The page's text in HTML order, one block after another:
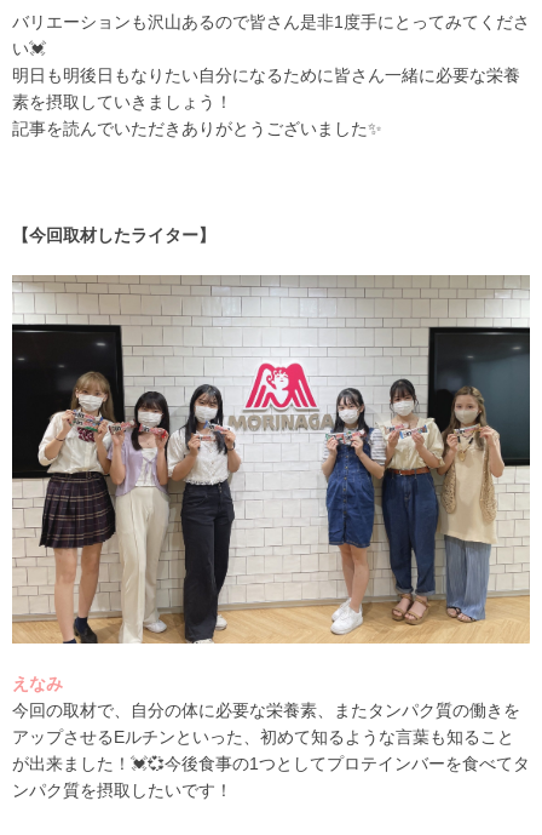
バリエーションも沢山あるので皆さん是非1度手にとってみてくださ
い💓
明日も明後日もなりたい自分になるために皆さん一緒に必要な栄養
素を摂取していきましょう！
記事を読んでいただきありがとうございました✨
【今回取材したライター】
えなみ
今回の取材で、自分の体に必要な栄養素、またタンパク質の働きを
アップさせるEルチンといった、初めて知るような言葉も知ること
が出来ました！💓💞今後食事の1つとしてプロテインバーを食べてタ
ンパク質を摂取したいです！